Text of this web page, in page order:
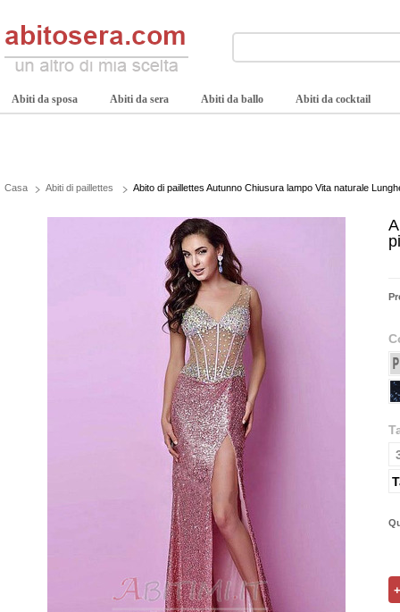
Abiti da sposa Abiti da sera Abiti da ballo Abiti da cocktail
Casa Abiti di paillettes Abito di paillettes Autunno Chiusura lampo Vita naturale